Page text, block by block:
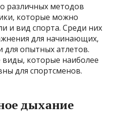
различных методов
которые можно
и вид спорта. Среди них
для начинающих,
для опытных атлетов.
которые наиболее
для спортсменов.
дыхание